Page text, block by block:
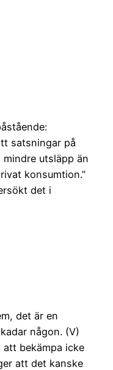
satsningar på
utsläpp än
konsumtion.”
det i
det är en
någon. (V)
bekämpa icke
att det kanske